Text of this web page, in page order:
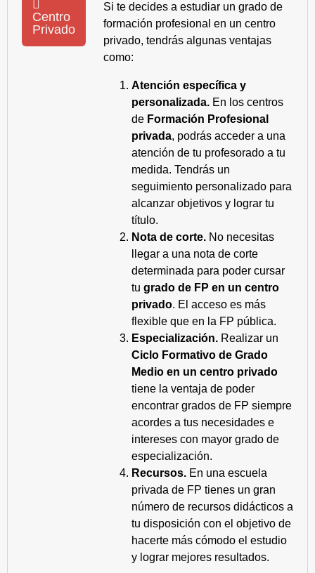
Centro
Privado
Si te decides a estudiar un grado de
formación profesional en un centro
privado, tendrás algunas ventajas
como:
Atención específica y
personalizada. En los centros
de Formación Profesional
privada, podrás acceder a una
atención de tu profesorado a tu
medida. Tendrás un
seguimiento personalizado para
alcanzar objetivos y lograr tu
título.
Nota de corte. No necesitas
llegar a una nota de corte
determinada para poder cursar
tu grado de FP en un centro
privado. El acceso es más
flexible que en la FP pública.
Especialización. Realizar un
Ciclo Formativo de Grado
Medio en un centro privado
tiene la ventaja de poder
encontrar grados de FP siempre
acordes a tus necesidades e
intereses con mayor grado de
especialización.
Recursos. En una escuela
privada de FP tienes un gran
número de recursos didácticos a
tu disposición con el objetivo de
hacerte más cómodo el estudio
y lograr mejores resultados.